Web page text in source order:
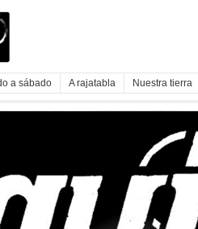
a sábado A rajatabla Nuestra tierra